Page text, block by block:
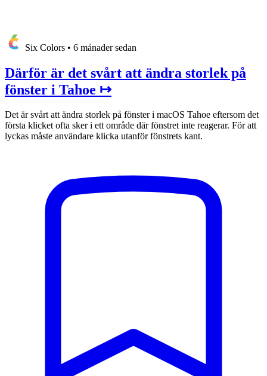
Six Colors • 6 månader sedan
Därför är det svårt att ändra storlek på
fönster i Tahoe ↦
Det är svårt att ändra storlek på fönster i macOS Tahoe eftersom det
första klicket ofta sker i ett område där fönstret inte reagerar. För att
lyckas måste användare klicka utanför fönstrets kant.